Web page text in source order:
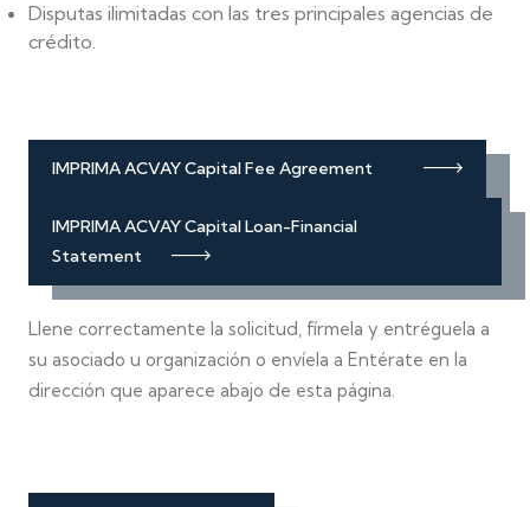
Disputas ilimitadas con las tres principales agencias de
crédito.
IMPRIMA ACVAY Capital Fee Agreement
IMPRIMA ACVAY Capital Loan-Financial
Statement
Llene correctamente la solicitud, fírmela y entréguela a
su asociado u organización o envíela a Entérate en la
dirección que aparece abajo de esta página.